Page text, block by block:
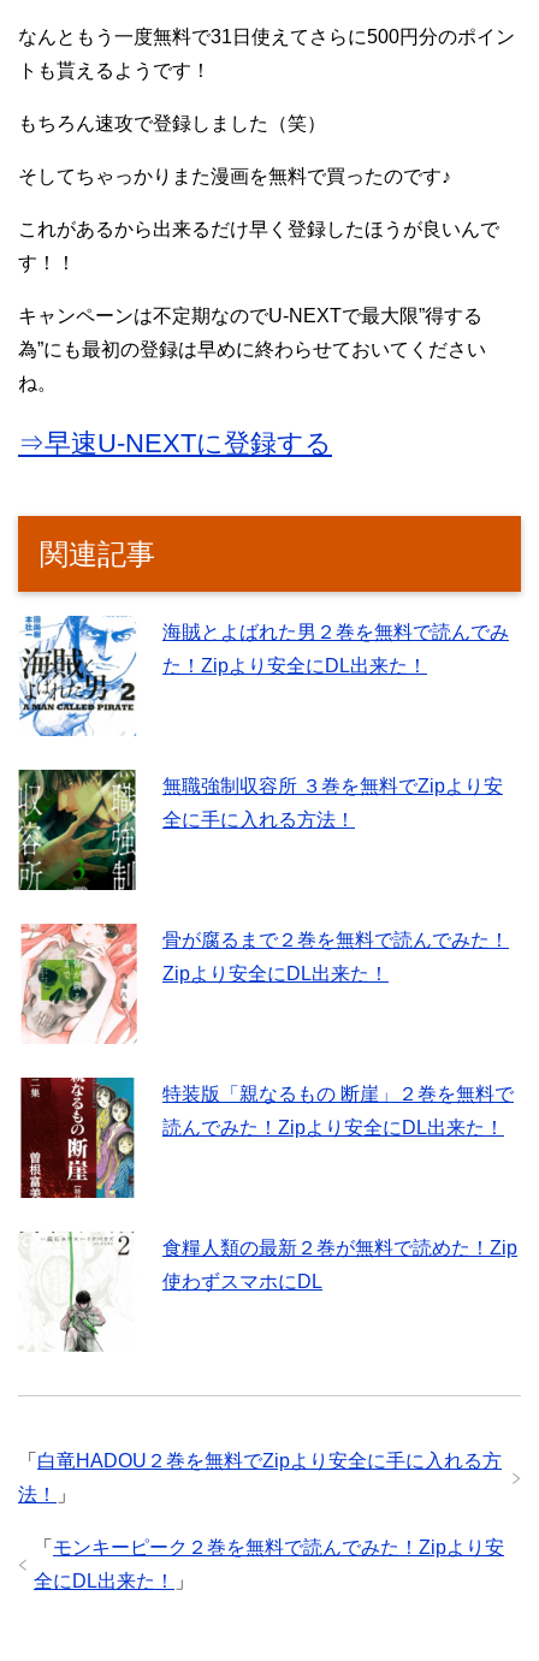
なんともう一度無料で31日使えてさらに500円分のポイン
トも貰えるようです！
もちろん速攻で登録しました（笑）
そしてちゃっかりまた漫画を無料で買ったのです♪
これがあるから出来るだけ早く登録したほうが良いんで
す！！
キャンペーンは不定期なのでU-NEXTで最大限”得する
為”にも最初の登録は早めに終わらせておいてください
ね。
⇒早速U-NEXTに登録する
関連記事
海賊とよばれた男２巻を無料で読んでみ
た！Zipより安全にDL出来た！
無職強制収容所 ３巻を無料でZipより安
全に手に入れる方法！
骨が腐るまで２巻を無料で読んでみた！
Zipより安全にDL出来た！
特装版「親なるもの 断崖」２巻を無料で
読んでみた！Zipより安全にDL出来た！
食糧人類の最新２巻が無料で読めた！Zip
使わずスマホにDL
「 白竜HADOU２巻を無料でZipより安全に手に入れる方
法！
」
「 モンキーピーク２巻を無料で読んでみた！Zipより安
全にDL出来た！
」